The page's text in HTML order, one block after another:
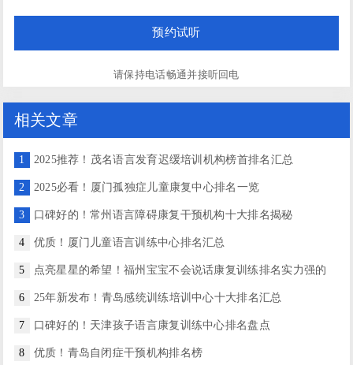
请保持电话畅通并接听回电
相关文章
1 2025推荐！茂名语言发育迟缓培训机构榜首排名汇总
2 2025必看！厦门孤独症儿童康复中心排名一览
3 口碑好的！常州语言障碍康复干预机构十大排名揭秘
4 优质！厦门儿童语言训练中心排名汇总
5 点亮星星的希望！福州宝宝不会说话康复训练排名实力强的
6 25年新发布！青岛感统训练培训中心十大排名汇总
7 口碑好的！天津孩子语言康复训练中心排名盘点
8 优质！青岛自闭症干预机构排名榜